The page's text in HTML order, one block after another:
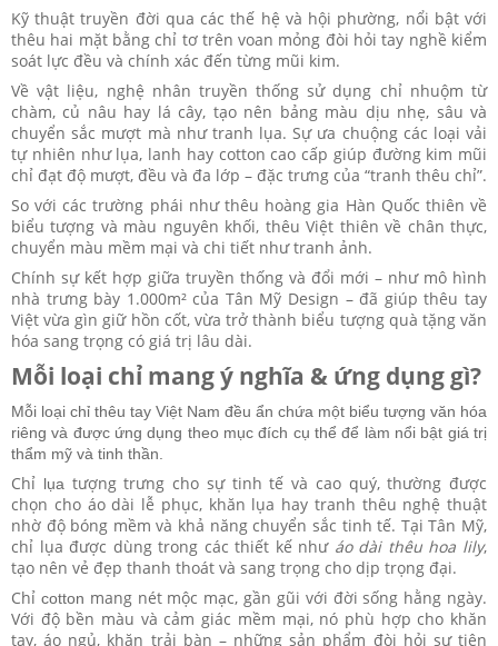
Kỹ thuật truyền đời qua các thế hệ và hội phường, nổi bật với
thêu hai mặt bằng chỉ tơ trên voan mỏng đòi hỏi tay nghề kiểm
soát lực đều và chính xác đến từng mũi kim.
Về vật liệu, nghệ nhân truyền thống sử dụng chỉ nhuộm từ
chàm, củ nâu hay lá cây, tạo nên bảng màu dịu nhẹ, sâu và
chuyển sắc mượt mà như tranh lụa. Sự ưa chuộng các loại vải
tự nhiên như lụa, lanh hay cotton cao cấp giúp đường kim mũi
chỉ đạt độ mượt, đều và đa lớp – đặc trưng của “tranh thêu chỉ”.
So với các trường phái như thêu hoàng gia Hàn Quốc thiên về
biểu tượng và màu nguyên khối, thêu Việt thiên về chân thực,
chuyển màu mềm mại và chi tiết như tranh ảnh.
Chính sự kết hợp giữa truyền thống và đổi mới – như mô hình
nhà trưng bày 1.000m² của Tân Mỹ Design – đã giúp thêu tay
Việt vừa gìn giữ hồn cốt, vừa trở thành biểu tượng quà tặng văn
hóa sang trọng có giá trị lâu dài.
Mỗi loại chỉ mang ý nghĩa & ứng dụng gì?
Mỗi loại chỉ thêu tay Việt Nam đều ẩn chứa một biểu tượng văn hóa
riêng và được ứng dụng theo mục đích cụ thể để làm nổi bật giá trị
thẩm mỹ và tinh thần.
Chỉ lụa tượng trưng cho sự tinh tế và cao quý, thường được
chọn cho áo dài lễ phục, khăn lụa hay tranh thêu nghệ thuật
nhờ độ bóng mềm và khả năng chuyển sắc tinh tế. Tại Tân Mỹ,
chỉ lụa được dùng trong các thiết kế như áo dài thêu hoa lily,
tạo nên vẻ đẹp thanh thoát và sang trọng cho dịp trọng đại.
Chỉ cotton mang nét mộc mạc, gần gũi với đời sống hằng ngày.
Với độ bền màu và cảm giác mềm mại, nó phù hợp cho khăn
tay, áo ngủ, khăn trải bàn – những sản phẩm đòi hỏi sự tiện